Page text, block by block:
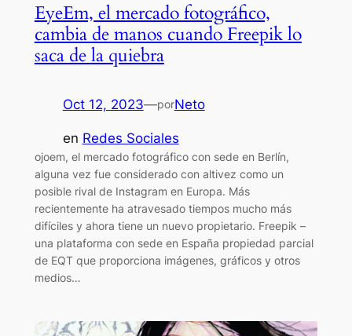
EyeEm, el mercado fotográfico,
cambia de manos cuando Freepik lo
saca de la quiebra
Oct 12, 2023—porNeto
en Redes Sociales
ojoem, el mercado fotográfico con sede en Berlín,
alguna vez fue considerado con altivez como un
posible rival de Instagram en Europa. Más
recientemente ha atravesado tiempos mucho más
difíciles y ahora tiene un nuevo propietario. Freepik –
una plataforma con sede en España propiedad parcial
de EQT que proporciona imágenes, gráficos y otros
medios…